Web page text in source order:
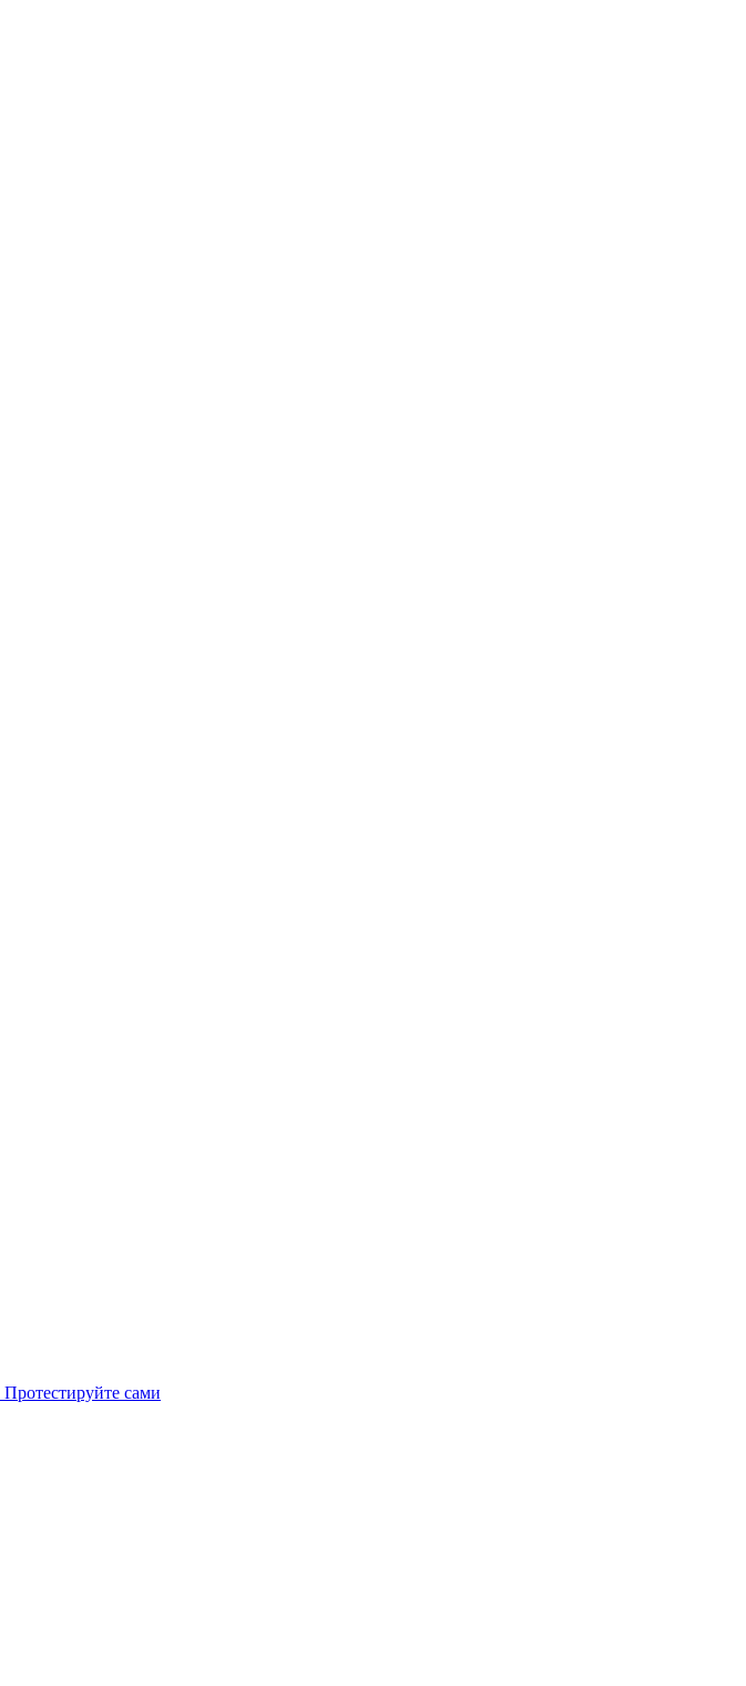
Протестируйте сами